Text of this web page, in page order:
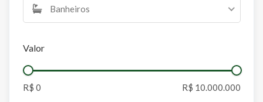
Banheiros
Valor